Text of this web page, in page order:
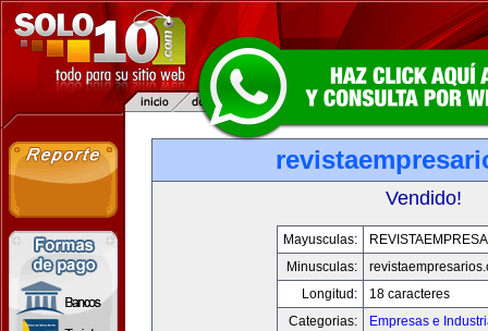
Vendido!
Mayusculas:
Minusculas:
Longitud:
18 caracteres
Categorias:
Empresas e